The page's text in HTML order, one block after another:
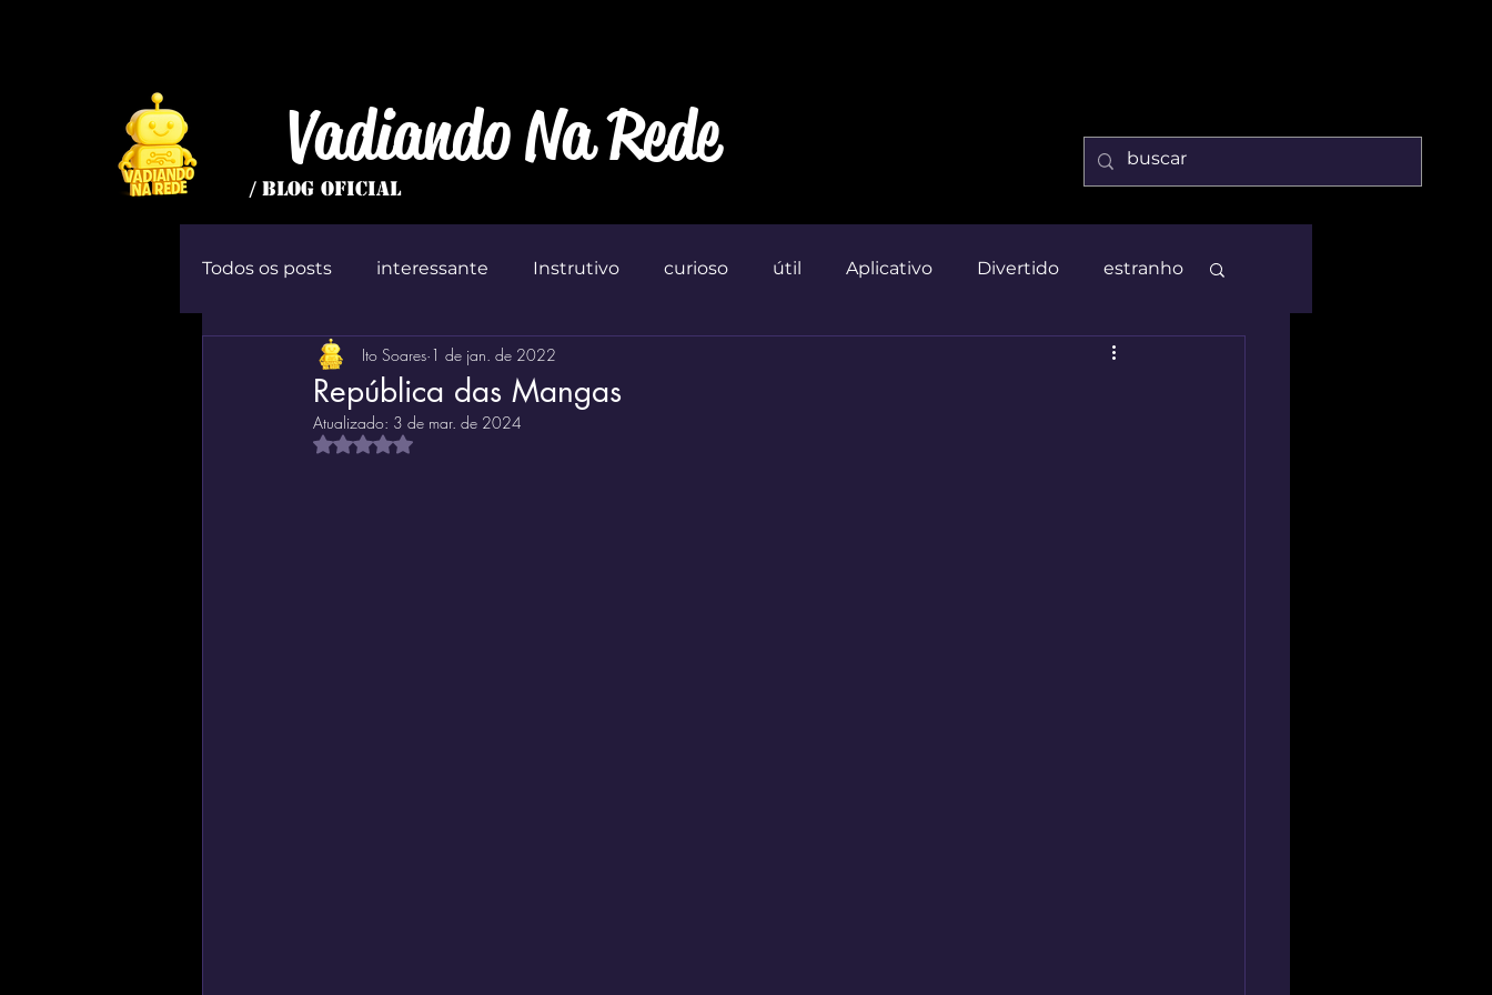
Vadiando Na Rede
/ BLOG OFICIAL
Todos os posts interessante Instrutivo curioso útil Aplicativo Divertido estranho
Jogo ócio Marketin'
República das Mangas
Ito Soares 1 de jan. de 2022
Atualizado: 3 de mar. de 2024
Avaliado com NaN de 5 estrelas.